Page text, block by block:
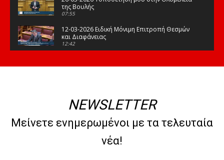
της Βουλής
07:55
12-03-2026 Ειδική Μόνιμη Επιτροπή Θεσμών
και Διαφάνειας
12:42
της Βουλής
08:47
10-02-2026 Διαρκής Επιτροπή Μορφωτικών
Υποθέσεων
NEWSLETTER
Μείνετε ενημερωμένοι με τα τελευταία
νέα!